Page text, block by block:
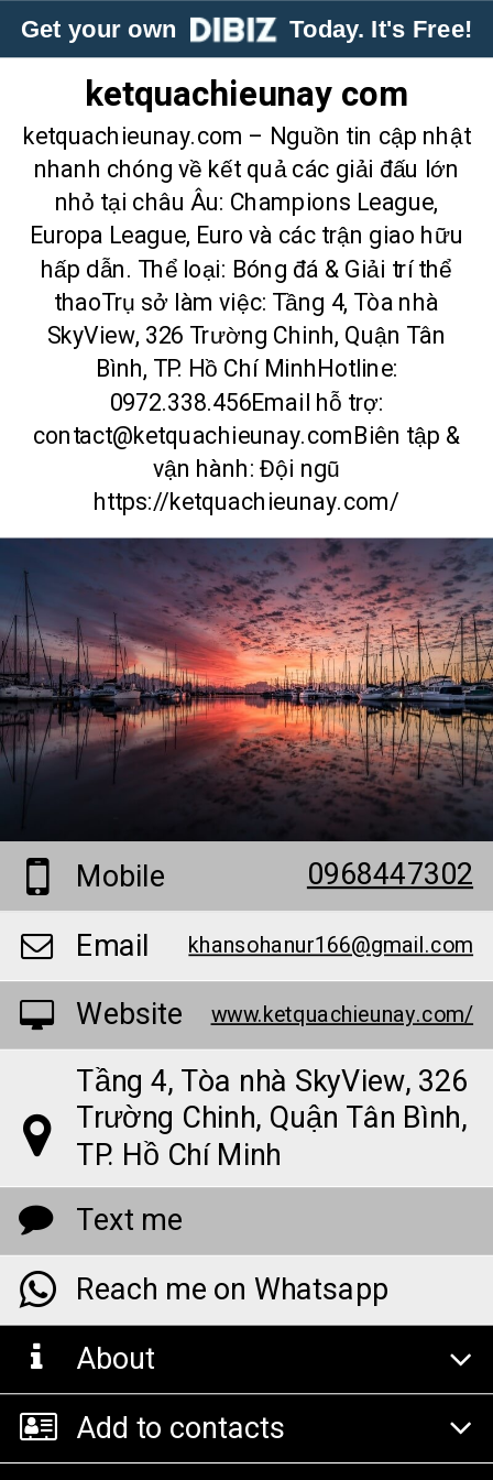
Get your own Today. It's Free!
ketquachieunay com
ketquachieunay.com – Nguồn tin cập nhật
nhanh chóng về kết quả các giải đấu lớn
nhỏ tại châu Âu: Champions League,
Europa League, Euro và các trận giao hữu
hấp dẫn. Thể loại: Bóng đá & Giải trí thể
thaoTrụ sở làm việc: Tầng 4, Tòa nhà
SkyView, 326 Trường Chinh, Quận Tân
Bình, TP. Hồ Chí MinhHotline:
0972.338.456Email hỗ trợ:
contact@ketquachieunay.comBiên tập &
vận hành: Đội ngũ
https://ketquachieunay.com/
Mobile
0968447302
Email
khansohanur166@gmail.com
Website www.ketquachieunay.com/
Tầng 4, Tòa nhà SkyView, 326
Trường Chinh, Quận Tân Bình,
TP. Hồ Chí Minh
Text me
Reach me on Whatsapp
About
Add to contacts